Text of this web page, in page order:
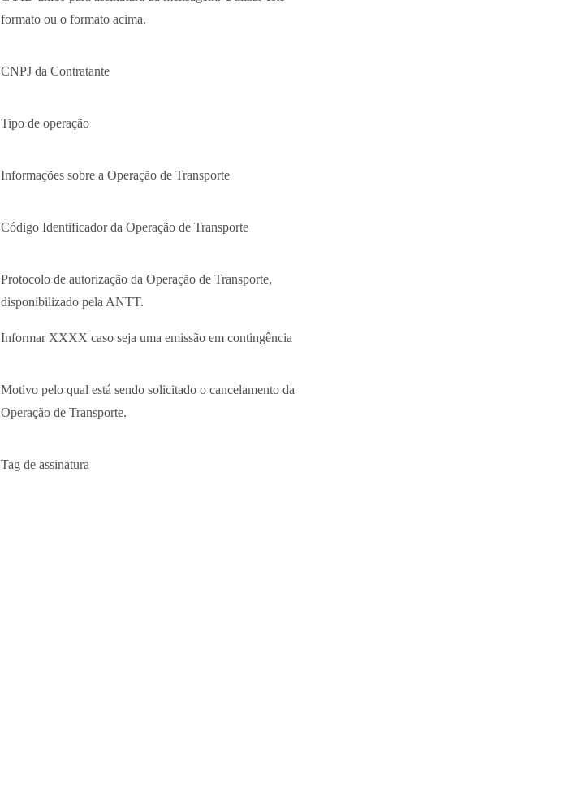
formato ou o formato acima.
CNPJ da Contratante
Tipo de operação
Informações sobre a Operação de Transporte
Código Identificador da Operação de Transporte
Protocolo de autorização da Operação de Transporte,
disponibilizado pela ANTT.
Informar XXXX caso seja uma emissão em contingência
Motivo pelo qual está sendo solicitado o cancelamento da
Operação de Transporte.
Tag de assinatura